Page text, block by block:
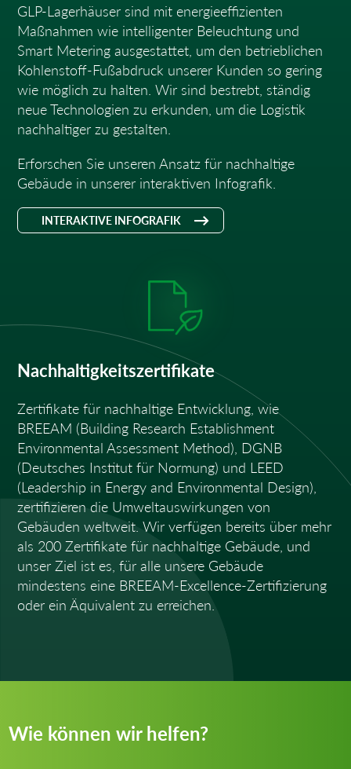
GLP-Lagerhäuser sind mit energieeffizienten
Maßnahmen wie intelligenter Beleuchtung und
Smart Metering ausgestattet, um den betrieblichen
Kohlenstoff-Fußabdruck unserer Kunden so gering
wie möglich zu halten. Wir sind bestrebt, ständig
neue Technologien zu erkunden, um die Logistik
nachhaltiger zu gestalten.
Erforschen Sie unseren Ansatz für nachhaltige
Gebäude in unserer interaktiven Infografik.
INTERAKTIVE INFOGRAFIK
Nachhaltigkeitszertifikate
Zertifikate für nachhaltige Entwicklung, wie
BREEAM (Building Research Establishment
Environmental Assessment Method), DGNB
(Deutsches Institut für Normung) und LEED
(Leadership in Energy and Environmental Design),
zertifizieren die Umweltauswirkungen von
Gebäuden weltweit. Wir verfügen bereits über mehr
als 200 Zertifikate für nachhaltige Gebäude, und
unser Ziel ist es, für alle unsere Gebäude
mindestens eine BREEAM-Excellence-Zertifizierung
oder ein Äquivalent zu erreichen.
Wie können wir helfen?